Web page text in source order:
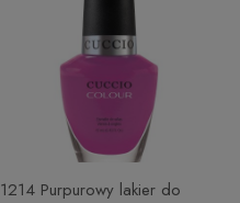
1214 Purpurowy lakier do